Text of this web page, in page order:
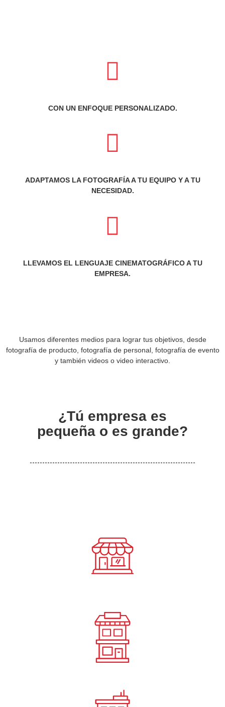
CON UN ENFOQUE PERSONALIZADO.
ADAPTAMOS LA FOTOGRAFÍA A TU EQUIPO Y A TU
NECESIDAD.
LLEVAMOS EL LENGUAJE CINEMATOGRÁFICO A TU
EMPRESA.
Usamos diferentes medios para lograr tus objetivos, desde
fotografía de producto, fotografía de personal, fotografía de evento
y también videos o video interactivo.
¿Tú empresa es
pequeña o es grande?